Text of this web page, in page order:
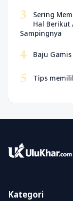
3
Sering
Hal Berikut
Sampingnya
4 Baju
5 Tips
Kategori